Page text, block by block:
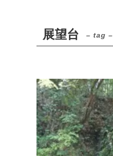
展望台 – tag –